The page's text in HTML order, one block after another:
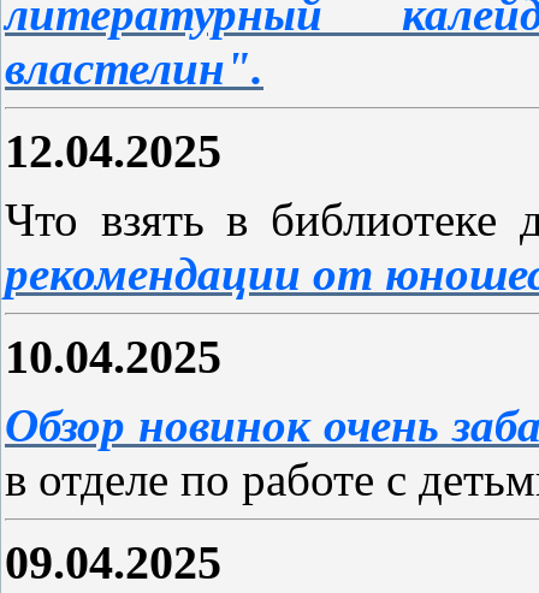
литературный
властелин".
12.04.2025
Что взять в
рекомендации от
10.04.2025
Обзор новинок очень
в отделе по работе с
09.04.2025